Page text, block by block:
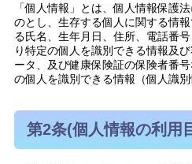
「個人情報」とは、個人情報保護
のとし、生存する個人に関する情
る氏名、生年月日、住所、電話番
り特定の個人を識別できる情報及
ータ、及び健康保険証の保険者番
の個人を識別できる情報（個人識別
第2条(個人情報の利用